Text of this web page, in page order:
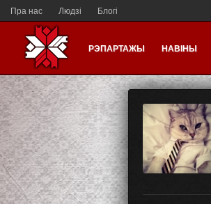
Пра нас Людзі Блогі
РЭПАРТАЖЫ НАВІНЫ